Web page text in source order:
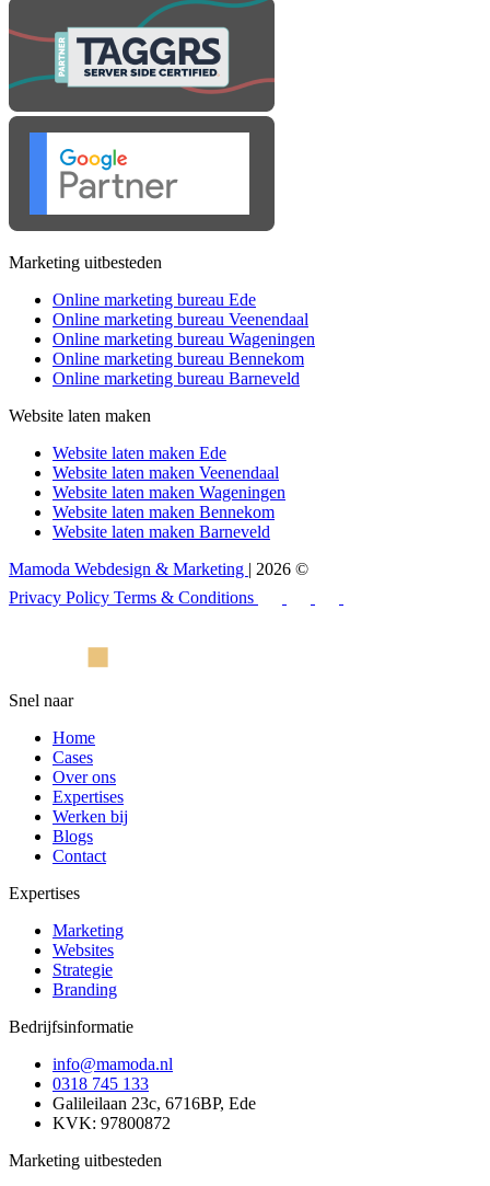
Marketing uitbesteden
Online marketing bureau Ede
Online marketing bureau Veenendaal
Online marketing bureau Wageningen
Online marketing bureau Bennekom
Online marketing bureau Barneveld
Website laten maken
Website laten maken Ede
Website laten maken Veenendaal
Website laten maken Wageningen
Website laten maken Bennekom
Website laten maken Barneveld
Mamoda Webdesign & Marketing | 2026 ©
Privacy Policy Terms & Conditions
Snel naar
Home
Cases
Over ons
Expertises
Werken bij
Blogs
Contact
Expertises
Marketing
Websites
Strategie
Branding
Bedrijfsinformatie
info@mamoda.nl
0318 745 133
Galileilaan 23c, 6716BP, Ede
KVK: 97800872
Marketing uitbesteden